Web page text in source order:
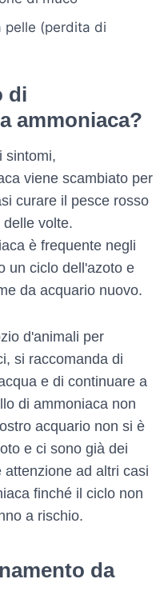
pelle (perdita di
di
ammoniaca?
sintomi,
viene scambiato per
curare il pesce rosso
volte.
è frequente negli
un ciclo dell'azoto e
da acquario nuovo.
d'animali per
si raccomanda di
e di continuare a
di ammoniaca non
acquario non si è
e ci sono già dei
ad altri casi
finché il ciclo non
a rischio.
da